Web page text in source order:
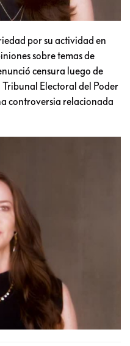
por su actividad en
sobre temas de
censura luego de
Electoral del Poder
controversia relacionada